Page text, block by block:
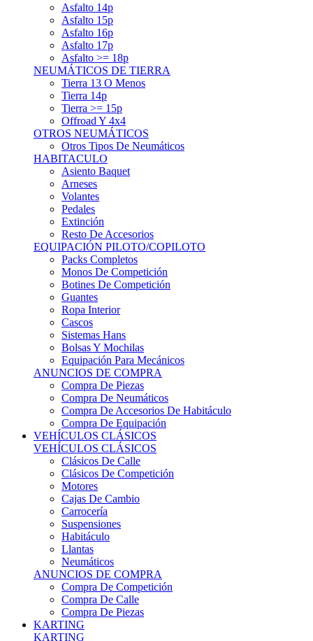
Asfalto 14p
Asfalto 15p
Asfalto 16p
Asfalto 17p
Asfalto >= 18p
NEUMÁTICOS DE TIERRA
Tierra 13 O Menos
Tierra 14p
Tierra >= 15p
Offroad Y 4x4
OTROS NEUMÁTICOS
Otros Tipos De Neumáticos
HABITACULO
Asiento Baquet
Arneses
Volantes
Pedales
Extinción
Resto De Accesorios
EQUIPACIÓN PILOTO/COPILOTO
Packs Completos
Monos De Competición
Botines De Competición
Guantes
Ropa Interior
Cascos
Sistemas Hans
Bolsas Y Mochilas
Equipación Para Mecánicos
ANUNCIOS DE COMPRA
Compra De Piezas
Compra De Neumáticos
Compra De Accesorios De Habitáculo
Compra De Equipación
VEHÍCULOS CLÁSICOS
VEHÍCULOS CLÁSICOS
Clásicos De Calle
Clásicos De Competición
Motores
Cajas De Cambio
Carrocería
Suspensiones
Habitáculo
Llantas
Neumáticos
ANUNCIOS DE COMPRA
Compra De Competición
Compra De Calle
Compra De Piezas
KARTING
KARTING